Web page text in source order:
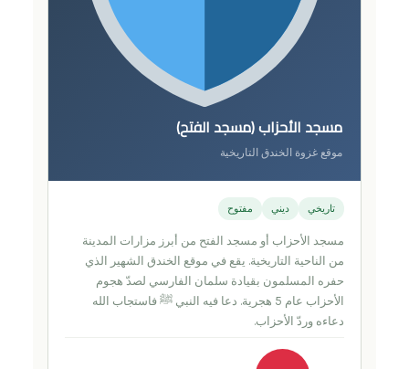
مسجد الأحزاب (مسجد الفتح)
موقع غزوة الخندق التاريخية
تاريخي ديني مفتوح
مسجد الأحزاب أو مسجد الفتح من أبرز مزارات المدينة
من الناحية التاريخية. يقع في موقع الخندق الشهير الذي
حفره المسلمون بقيادة سلمان الفارسي لصدّ هجوم
الأحزاب عام 5 هجرية. دعا فيه النبي ﷺ فاستجاب الله
دعاءه وردّ الأحزاب.